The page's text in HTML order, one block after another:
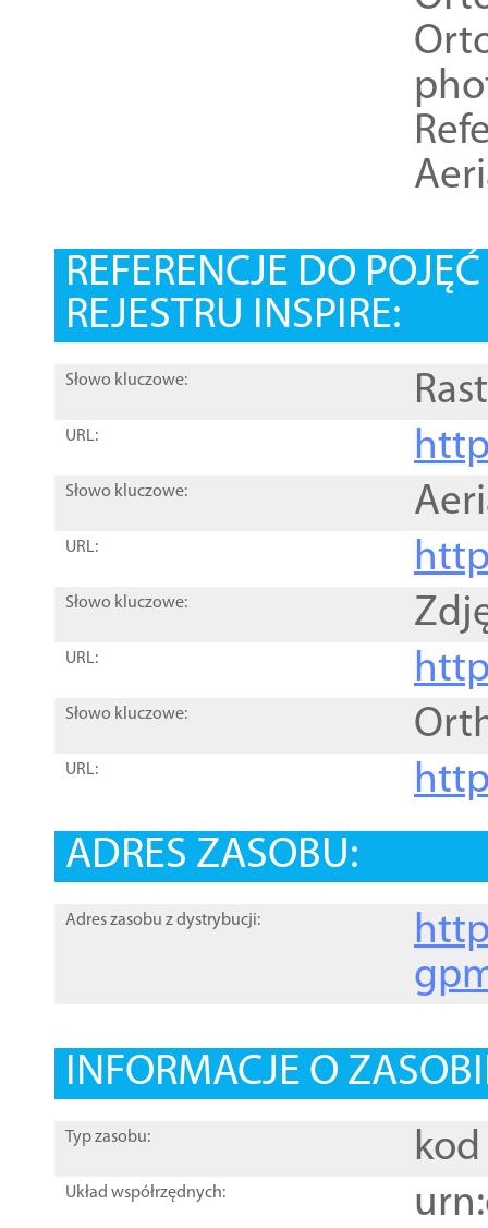
REFERENCJE DO
REJESTRU INSPIRE:
Słowo kluczowe:
URL:
Słowo kluczowe:
URL:
Słowo kluczowe:
URL:
Słowo kluczowe:
URL:
ADRES ZASOBU:
Adres zasobu z dystrybucji:
INFORMACJE O
Typ zasobu: kod
Układ współrzędnych: